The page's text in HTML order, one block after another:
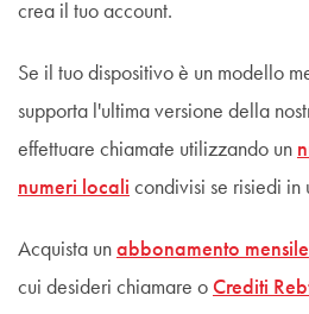
crea il tuo account.
Se il tuo dispositivo è un modello
supporta l'ultima versione della
effettuare chiamate utilizzando un
numeri locali condivisi se risiedi in
Acquista un abbonamento mensile
cui desideri chiamare o Crediti